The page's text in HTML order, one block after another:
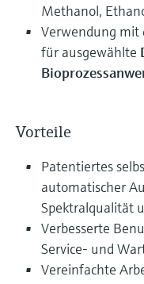
Methanol,
Verwendung mit
für ausgewählte
Vorteile
Patentiertes
automatischer
Spektralqualität
Verbesserte
Service- und
Vereinfachte